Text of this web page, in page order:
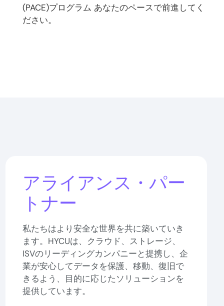
(PACE)プログラム あなたのペースで前進してく
ださい。
アライアンス・パー
トナー
私たちはより安全な世界を共に築いていき
ます。HYCUは、クラウド、ストレージ、
ISVのリーディングカンパニーと提携し、企
業が安心してデータを保護、移動、復旧で
きるよう、目的に応じたソリューションを
提供しています。